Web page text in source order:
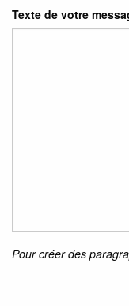
Texte de votre
Pour créer des